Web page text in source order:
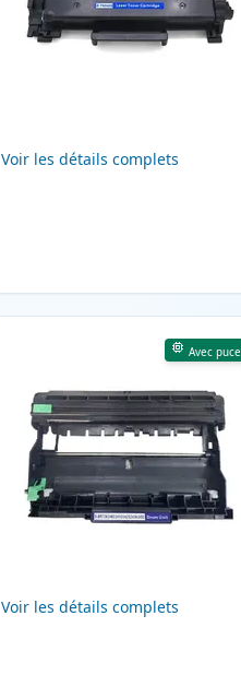
Voir les détails complets
Avec puce
Voir les détails complets